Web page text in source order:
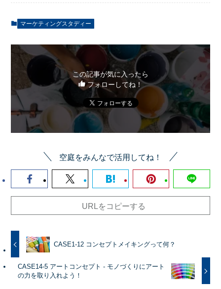
マーケティングスタディー
この記事が気に入ったら
フォローしてね！
空庭をみんなで活用してね！
URLをコピーする
CASE1-12 コンセプトメイキングって何？
CASE14-5 アートコンセプト - モノづくりにアート
の力を取り入れよう！